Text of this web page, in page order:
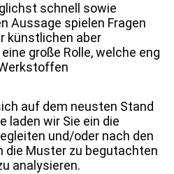
schnell sowie
Aussage spielen Fragen
künstlichen aber
große Rolle, welche eng
auf dem neusten Stand
laden wir Sie ein die
und/oder nach den
die Muster zu begutachten
analysieren.